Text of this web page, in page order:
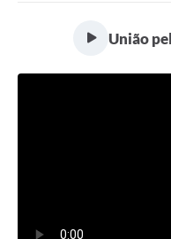
Arquivos para Download
União